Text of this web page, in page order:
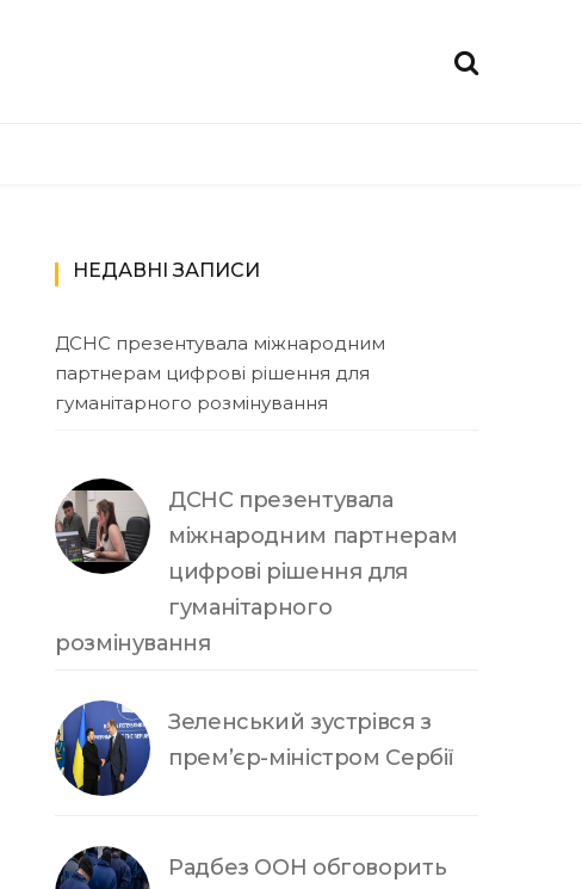
НЕДАВНІ ЗАПИСИ
ДСНС презентувала міжнародним
партнерам цифрові рішення для
гуманітарного розмінування
ДСНС презентувала
міжнародним партнерам
цифрові рішення для
гуманітарного
розмінування
Зеленський зустрівся з
прем’єр-міністром Сербії
Радбез ООН обговорить